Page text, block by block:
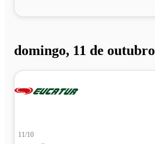
domingo, 11 de outubro
11/10